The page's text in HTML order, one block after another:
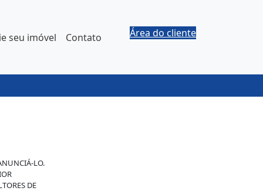
seu imóvel Contato Área do cliente
LO.
DE